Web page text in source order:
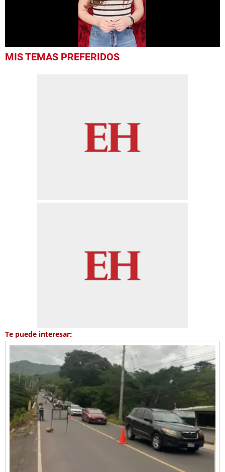
seconds
MIS TEMAS PREFERIDOS
Te puede interesar: